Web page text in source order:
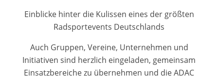
Einblicke hinter die Kulissen eines der größten
Radsportevents Deutschlands
Auch Gruppen, Vereine, Unternehmen und
Initiativen sind herzlich eingeladen, gemeinsam
Einsatzbereiche zu übernehmen und die ADAC